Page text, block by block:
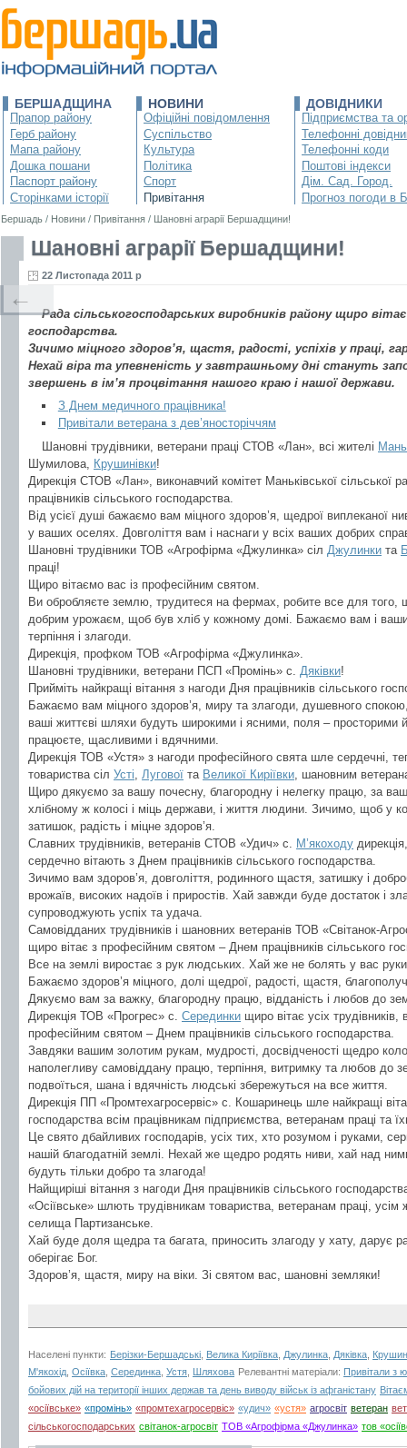
БЕРШАДЩИНА
Прапор району
Герб району
Мапа району
Дошка пошани
Паспорт району
Сторінками історії
НОВИНИ
Офіційні повідомлення
Суспільство
Культура
Політика
Спорт
Привітання
ДОВІДНИКИ
Підприємства та
Телефонні
Телефонні коди
Поштові індекси
Дім. Сад. Город.
Прогноз погоди в
Бершадь / Новини / Привітання / Шановні аграрії Бершадщини!
Шановні аграрії Бершадщини!
22 Листопада 2011 р
Рада сільськогосподарських виробників району щиро
господарства.
Зичимо міцного здоров’я, щастя, радості, успіхів у праці,
Нехай віра та упевненість у завтрашньому дні стануть
звершень в ім’я процвітання нашого краю і нашої держави.
З Днем медичного працівника!
Привітали ветерана з дев’яносторіччям
Шановні трудівники, ветерани праці СТОВ «Лан», всі жителі
Шумилова, Крушинівки!
Дирекція СТОВ «Лан», виконавчий комітет Маньківської сільської
працівників сільського господарства.
Від усієї душі бажаємо вам міцного здоров’я, щедрої виплеканої
у ваших оселях. Довголіття вам і наснаги у всіх ваших добрих
Шановні трудівники ТОВ «Агрофірма «Джулинка» сіл Джулинки та
праці!
Щиро вітаємо вас із професійним святом.
Ви обробляєте землю, трудитеся на фермах, робите все для того,
добрим урожаєм, щоб був хліб у кожному домі. Бажаємо вам і
терпіння і злагоди.
Дирекція, профком ТОВ «Агрофірма «Джулинка».
Шановні трудівники, ветерани ПСП «Промінь» с. Дяківки!
Прийміть найкращі вітання з нагоди Дня працівників сільського
Бажаємо вам міцного здоров’я, миру та злагоди, душевного
ваші життєві шляхи будуть широкими і ясними, поля –
працюєте, щасливими і вдячними.
Дирекція ТОВ «Устя» з нагоди професійного свята шле сердечні,
товариства сіл Усті Лугової та Великої Киріївки , шановним
Щиро дякуємо за вашу почесну, благородну і нелегку працю, за
хлібному ж колосі і міць держави, і життя людини. Зичимо, щоб у
затишок, радість і міцне здоров’я.
Славних трудівників, ветеранів СТОВ «Удич» с. М’якоходу
сердечно вітають з Днем працівників сільського господарства.
Зичимо вам здоров’я, довголіття, родинного щастя, затишку і
врожаїв, високих надоїв і приростів. Хай завжди буде достаток і
супроводжують успіх та удача.
Самовідданих трудівників і шановних ветеранів ТОВ «Світанок-
щиро вітає з професійним святом – Днем працівників сільського
Все на землі виростає з рук людських. Хай же не болять у вас руки
Бажаємо здоров’я міцного, долі щедрої, радості, щастя,
Дякуємо вам за важку, благородну працю, відданість і любов до
Дирекція ТОВ «Прогрес» с. Серединки щиро вітає усіх трудівників,
професійним святом – Днем працівників сільського господарства.
Завдяки вашим золотим рукам, мудрості, досвідченості щедро
наполегливу самовіддану працю, терпіння, витримку та любов до
подвоїться, шана і вдячність людські збережуться на все життя.
Дирекція ПП «Промтехагросервіс» с. Кошаринець шле найкращі
господарства всім працівникам підприємства, ветеранам праці та
Це свято дбайливих господарів, усіх тих, хто розумом і руками,
нашій благодатній землі. Нехай же щедро родять ниви, хай над
будуть тільки добро та злагода!
Найщиріші вітання з нагоди Дня працівників сільського
«Осіївське» шлють трудівникам товариства, ветеранам праці,
селища Партизанське.
Хай буде доля щедра та багата, приносить злагоду у хату, дарує
оберігає Бог.
Здоров’я, щастя, миру на віки. Зі святом вас, шановні земляки!
Населені пункти: Берізки-Бершадські Велика Киріївка Джулинка Дяківка
М'якохід Осіївка Серединка Устя Шляхова Релевантні матеріали: Привітали з
бойових дій на території інших держав та день виводу військ із афганістану
«осіївське» «промінь» «промтехагросервіс» «удич» «устя» агросвіт ветеран
сільськогосподарських світанок-агросвіт ТОВ «Агрофірма «Джулинка» тов
←